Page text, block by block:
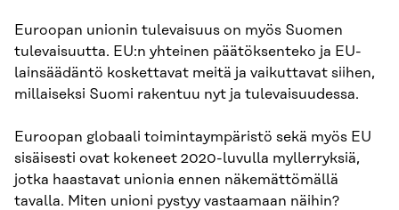
Euroopan unionin tulevaisuus on myös Suomen
tulevaisuutta. EU:n yhteinen päätöksenteko ja EU-
lainsäädäntö koskettavat meitä ja vaikuttavat siihen,
millaiseksi Suomi rakentuu nyt ja tulevaisuudessa.
Euroopan globaali toimintaympäristö sekä myös EU
sisäisesti ovat kokeneet 2020-luvulla myllerryksiä,
jotka haastavat unionia ennen näkemättömällä
tavalla. Miten unioni pystyy vastaamaan näihin?